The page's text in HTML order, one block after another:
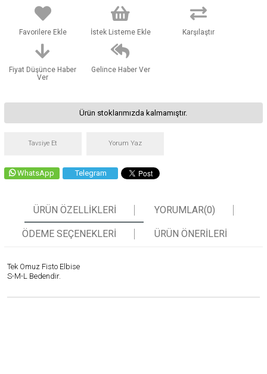
Favorilere Ekle İstek Listeme Ekle Karşılaştır
Fiyat Düşünce Haber
Ver
Gelince Haber Ver
Ürün stoklarımızda kalmamıştır.
Tavsiye Et Yorum Yaz
WhatsApp Telegram
ÜRÜN ÖZELLIKLERI YORUMLAR(0)
ÖDEME SEÇENEKLERI ÜRÜN ÖNERILERI
Tek Omuz Fisto Elbise
S-M-L Bedendir.